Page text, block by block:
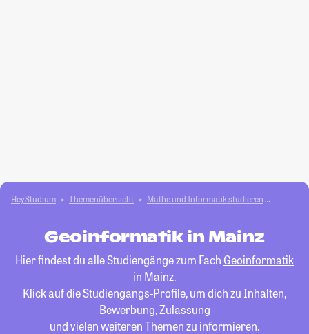
HeyStudium Themenübersicht Mathe und Informatik studieren
Geoinformatik in Mainz
Hier findest du alle Studiengänge zum Fach Geoinformatik
in Mainz.
Klick auf die Studiengangs-Profile, um dich zu Inhalten,
Bewerbung, Zulassung
und vielen weiteren Themen zu informieren.